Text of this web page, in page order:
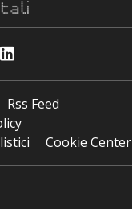
Rss Feed
Cookie Center